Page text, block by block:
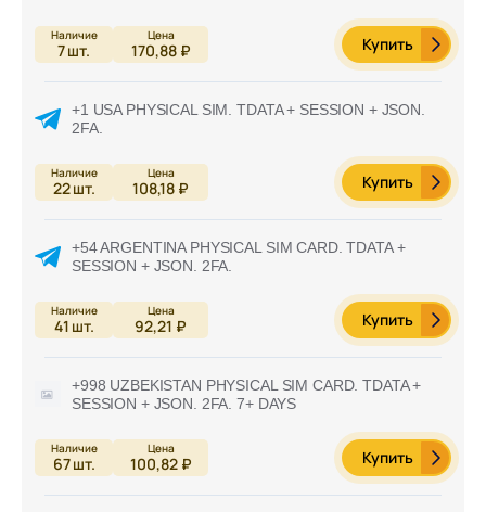
7шт. 170,88 ₽ Купить
+1 USA PHYSICAL SIM. TDATA + SESSION + JSON.
2FA.
22шт. 108,18 ₽ Купить
+54 ARGENTINA PHYSICAL SIM CARD. TDATA +
SESSION + JSON. 2FA.
41 шт. 92,21 ₽ Купить
+998 UZBEKISTAN PHYSICAL SIM CARD. TDATA +
SESSION + JSON. 2FA. 7+ DAYS
67шт. 100,82 ₽ Купить